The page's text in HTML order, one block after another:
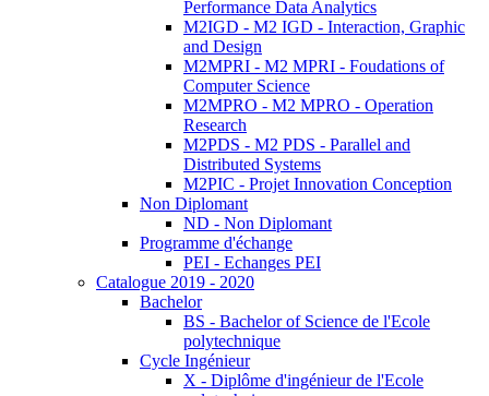
Performance Data Analytics
M2IGD - M2 IGD - Interaction, Graphic
and Design
M2MPRI - M2 MPRI - Foudations of
Computer Science
M2MPRO - M2 MPRO - Operation
Research
M2PDS - M2 PDS - Parallel and
Distributed Systems
M2PIC - Projet Innovation Conception
Non Diplomant
ND - Non Diplomant
Programme d'échange
PEI - Echanges PEI
Catalogue 2019 - 2020
Bachelor
BS - Bachelor of Science de l'Ecole
polytechnique
Cycle Ingénieur
X - Diplôme d'ingénieur de l'Ecole